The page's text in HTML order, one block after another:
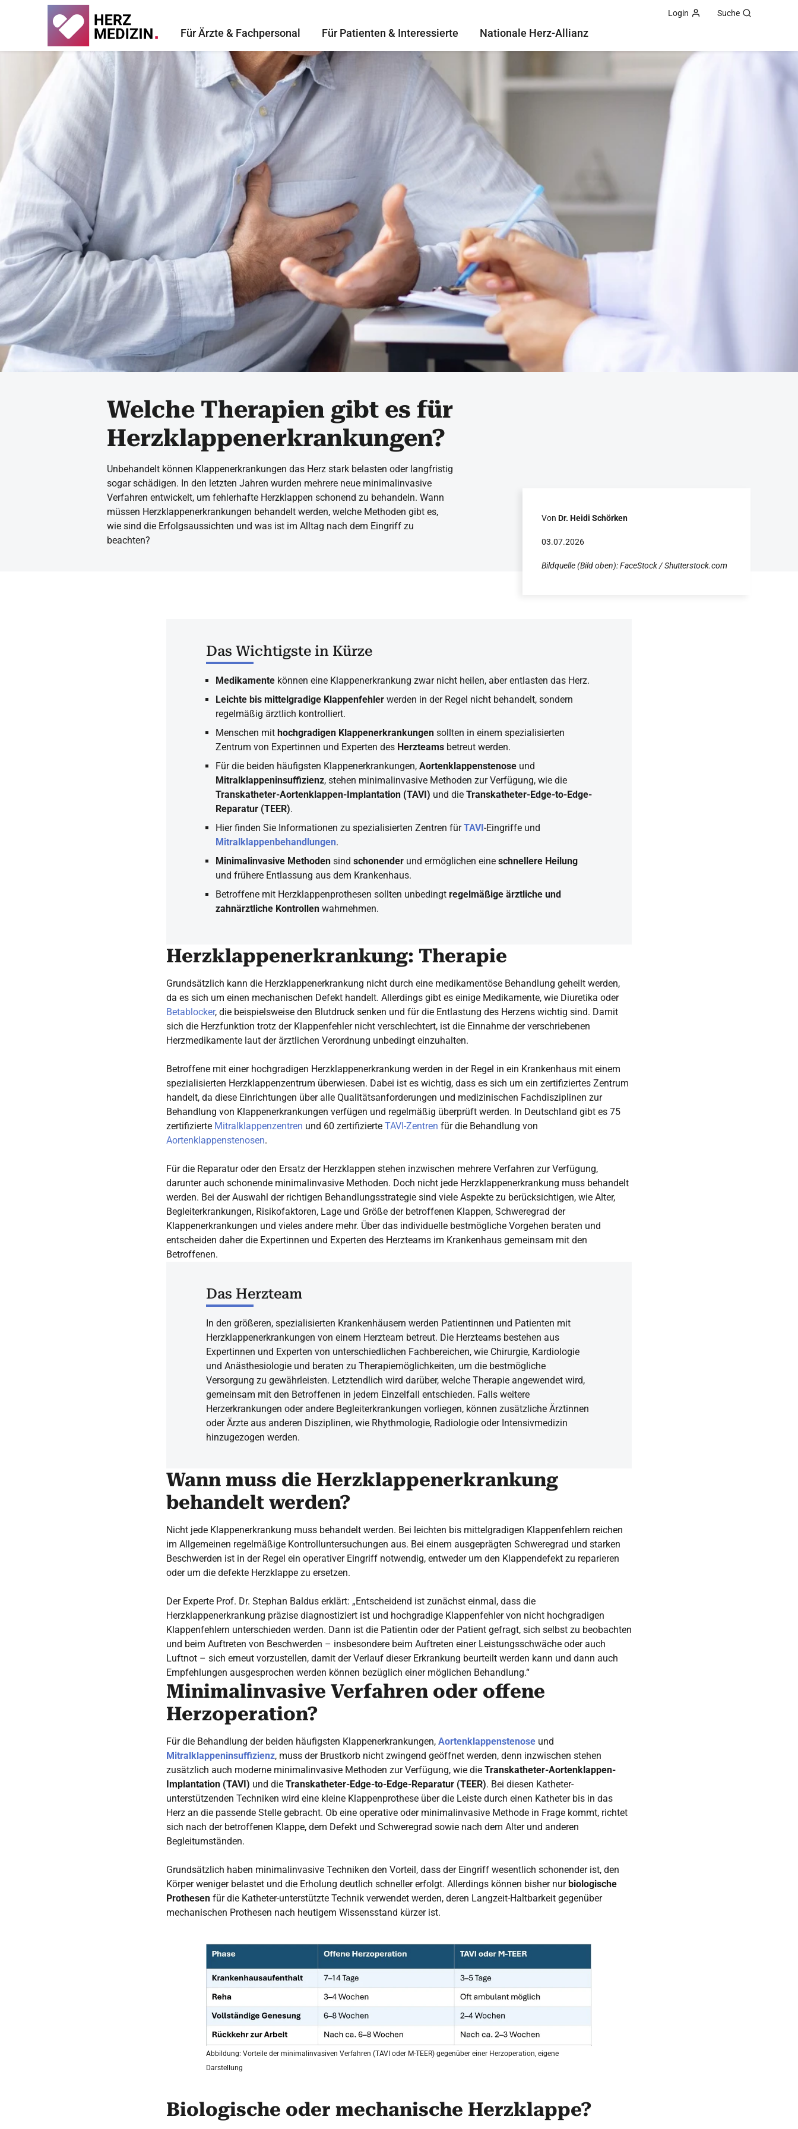
Für Ärzte & Fachpersonal Für Patienten & Interessierte Nationale Herz-Allianz
Login Suche
Welche Therapien gibt es für
Herzklappenerkrankungen?
Unbehandelt können Klappenerkrankungen das Herz stark belasten oder langfristig
sogar schädigen. In den letzten Jahren wurden mehrere neue minimalinvasive
Verfahren entwickelt, um fehlerhafte Herzklappen schonend zu behandeln. Wann
müssen Herzklappenerkrankungen behandelt werden, welche Methoden gibt es,
wie sind die Erfolgsaussichten und was ist im Alltag nach dem Eingriff zu
beachten?
Von Dr. Heidi Schörken
03.07.2026
Bildquelle (Bild oben): FaceStock / Shutterstock.com
Das Wichtigste in Kürze
Medikamentekönnen eine Klappenerkrankung zwar nicht heilen, aber entlasten das Herz.
Leichte bis mittelgradige Klappenfehlerwerden in der Regel nicht behandelt, sondern
regelmäßig ärztlich kontrolliert.
Menschen mit hochgradigen Klappenerkrankungensollten in einem spezialisierten
Zentrum von Expertinnen und Experten des Herzteamsbetreut werden.
Für die beiden häufigsten Klappenerkrankungen, Aortenklappenstenoseund
Mitralklappeninsuffizienz, stehen minimalinvasive Methoden zur Verfügung, wie die
Transkatheter-Aortenklappen-Implantation (TAVI) und die Transkatheter-Edge-to-Edge-
Reparatur (TEER).
Hier finden Sie Informationen zu spezialisierten Zentren fürTAVI-Eingriffe und
Mitralklappenbehandlungen.
Minimalinvasive Methodensind schonenderund ermöglichen eine schnellere Heilung
und frühere Entlassung aus dem Krankenhaus.
Betroffene mit Herzklappenprothesen sollten unbedingt regelmäßige ärztliche und
zahnärztliche Kontrollenwahrnehmen.
Herzklappenerkrankung: Therapie
Grundsätzlich kann die Herzklappenerkrankung nicht durch eine medikamentöse Behandlung geheilt werden,
da es sich um einen mechanischen Defekt handelt. Allerdings gibt es einige Medikamente, wie Diuretika oder
Betablocker, die beispielsweise den Blutdruck senken und für die Entlastung des Herzens wichtig sind. Damit
sich die Herzfunktion trotz der Klappenfehler nicht verschlechtert, ist die Einnahme der verschriebenen
Herzmedikamente laut der ärztlichen Verordnung unbedingt einzuhalten.
Betroffene mit einer hochgradigen Herzklappenerkrankung werden in der Regel in ein Krankenhaus mit einem
spezialisierten Herzklappenzentrum überwiesen. Dabei ist es wichtig, dass es sich um ein zertifiziertes Zentrum
handelt, da diese Einrichtungen über alle Qualitätsanforderungen und medizinischen Fachdisziplinen zur
Behandlung von Klappenerkrankungen verfügen und regelmäßig überprüft werden. In Deutschland gibt es 75
zertifizierte Mitralklappenzentren und 60 zertifizierte TAVI-Zentren für die Behandlung von
Aortenklappenstenosen.
Für die Reparatur oder den Ersatz der Herzklappen stehen inzwischen mehrere Verfahren zur Verfügung,
darunter auch schonende minimalinvasive Methoden. Doch nicht jede Herzklappenerkrankung muss behandelt
werden. Bei der Auswahl der richtigen Behandlungsstrategie sind viele Aspekte zu berücksichtigen, wie Alter,
Begleiterkrankungen, Risikofaktoren, Lage und Größe der betroffenen Klappen, Schweregrad der
Klappenerkrankungen und vieles andere mehr. Über das individuelle bestmögliche Vorgehen beraten und
entscheiden daher die Expertinnen und Experten des Herzteams im Krankenhaus gemeinsam mit den
Betroffenen.
Das Herzteam
In den größeren, spezialisierten Krankenhäusern werden Patientinnen und Patienten mit
Herzklappenerkrankungen von einem Herzteam betreut. Die Herzteams bestehen aus
Expertinnen und Experten von unterschiedlichen Fachbereichen, wie Chirurgie, Kardiologie
und Anästhesiologie und beraten zu Therapiemöglichkeiten, um die bestmögliche
Versorgung zu gewährleisten. Letztendlich wird darüber, welche Therapie angewendet wird,
gemeinsam mit den Betroffenen in jedem Einzelfall entschieden. Falls weitere
Herzerkrankungen oder andere Begleiterkrankungen vorliegen, können zusätzliche Ärztinnen
oder Ärzte aus anderen Disziplinen, wie Rhythmologie, Radiologie oder Intensivmedizin
hinzugezogen werden.
Wann muss die Herzklappenerkrankung
behandelt werden?
Nicht jede Klappenerkrankung muss behandelt werden. Bei leichten bis mittelgradigen Klappenfehlern reichen
im Allgemeinen regelmäßige Kontrolluntersuchungen aus. Bei einem ausgeprägten Schweregrad und starken
Beschwerden ist in der Regel ein operativer Eingriff notwendig, entweder um den Klappendefekt zu reparieren
oder um die defekte Herzklappe zu ersetzen.
Der Experte Prof. Dr. Stephan Baldus erklärt: „Entscheidend ist zunächst einmal, dass die
Herzklappenerkrankung präzise diagnostiziert ist und hochgradige Klappenfehler von nicht hochgradigen
Klappenfehlern unterschieden werden. Dann ist die Patientin oder der Patient gefragt, sich selbst zu beobachten
und beim Auftreten von Beschwerden – insbesondere beim Auftreten einer Leistungsschwäche oder auch
Luftnot – sich erneut vorzustellen, damit der Verlauf dieser Erkrankung beurteilt werden kann und dann auch
Empfehlungen ausgesprochen werden können bezüglich einer möglichen Behandlung.“
Minimalinvasive Verfahren oder offene
Herzoperation?
Für die Behandlung der beiden häufigsten Klappenerkrankungen, Aortenklappenstenose und
Mitralklappeninsuffizienz, muss der Brustkorb nicht zwingend geöffnet werden, denn inzwischen stehen
zusätzlich auch moderne minimalinvasive Methoden zur Verfügung, wie die Transkatheter-Aortenklappen-
Implantation (TAVI) und die Transkatheter-Edge-to-Edge-Reparatur (TEER). Bei diesen Katheter-
unterstützenden Techniken wird eine kleine Klappenprothese über die Leiste durch einen Katheter bis in das
Herz an die passende Stelle gebracht. Ob eine operative oder minimalinvasive Methode in Frage kommt, richtet
sich nach der betroffenen Klappe, dem Defekt und Schweregrad sowie nach dem Alter und anderen
Begleitumständen.
Grundsätzlich haben minimalinvasive Techniken den Vorteil, dass der Eingriff wesentlich schonender ist, den
Körper weniger belastet und die Erholung deutlich schneller erfolgt. Allerdings können bisher nurbiologische
Prothesen für die Katheter-unterstützte Technik verwendet werden, deren Langzeit-Haltbarkeit gegenüber
mechanischen Prothesen nach heutigem Wissensstand kürzer ist.
Abbildung: Vorteile der minimalinvasiven Verfahren (TAVI oder M-TEER) gegenüber einer Herzoperation, eigene
Darstellung
Biologische oder mechanische Herzklappe?